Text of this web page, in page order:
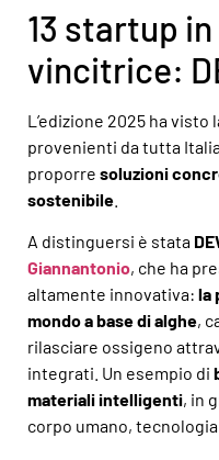
13 startup
vincitrice:
L’edizione 2025 ha
provenienti da tutta
proporre soluzioni
sostenibile
A distinguersi è stata
Giannantonio, che ha
altamente innovativa: la
mondo a base di alghe,
rilasciare ossigeno
integrati. Un esempio di
materiali intelligenti, in
corpo umano, tecnologia